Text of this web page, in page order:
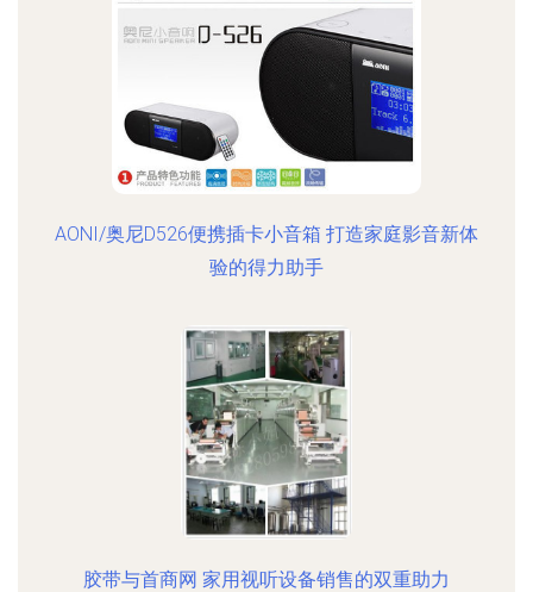
AONI/奥尼D526便携插卡小音箱 打造家庭影音新体
验的得力助手
胶带与首商网 家用视听设备销售的双重助力